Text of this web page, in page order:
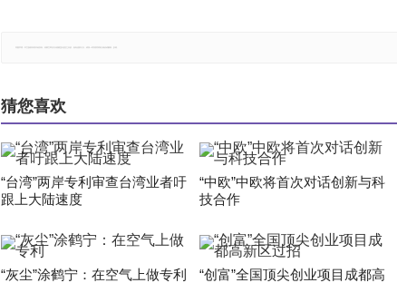
猜您喜欢
“台湾”两岸专利审查台湾业者吁
跟上大陆速度
“中欧”中欧将首次对话创新与科
技合作
“灰尘”涂鹤宁：在空气上做专利
“创富”全国顶尖创业项目成都高